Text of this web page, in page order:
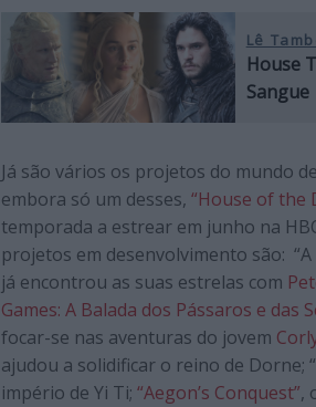
Lê
House
Sangue
Já são vários os projetos do mundo de
embora só um desses, “House of the
temporada a estrear em junho na
projetos em desenvolvimento são:
já encontrou as suas estrelas com
Games: A Balada dos Pássaros e das
focar-se nas aventuras do jovem
ajudou a solidificar o reino de Dorne;
império de Yi Ti; “Aegon’s Conquest”,